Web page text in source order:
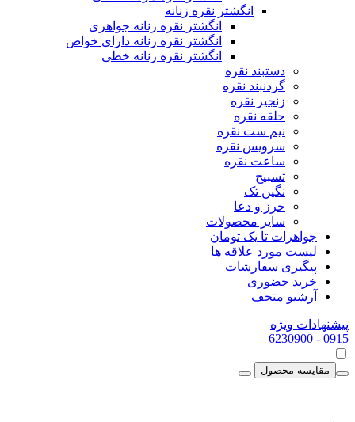
انگشتر نقره زنانه
انگشتر نقره زنانه جواهری
انگشتر نقره زنانه دارای خواص
انگشتر نقره زنانه خطی
دستبند نقره
گردنبند نقره
زنجیر نقره
حلقه نقره
نیم ست نقره
سرویس نقره
ساعت نقره
تسبیح
نگین تک
حرز و دعا
سایر محصولات
جواهرات تا یک تومان
لیست مورد علاقه ها
پیگیری سفارشات
خرید حضوری
آرشیو متحف
پیشنهادات ویژه
0915
- 6230900
مقایسه محصول